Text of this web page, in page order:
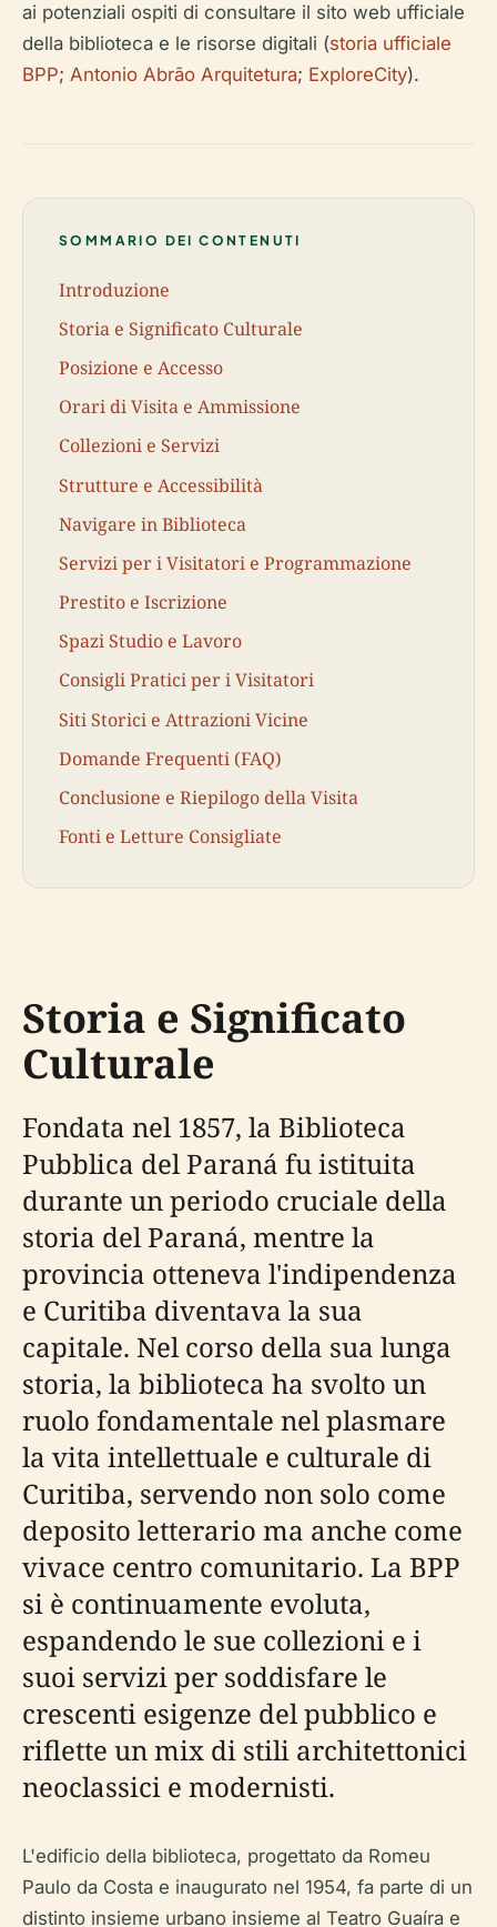
ai potenziali ospiti di consultare il sito web ufficiale
della biblioteca e le risorse digitali (storia ufficiale
BPP; Antonio Abrão Arquitetura; ExploreCity).
SOMMARIO DEI CONTENUTI
Introduzione
Storia e Significato Culturale
Posizione e Accesso
Orari di Visita e Ammissione
Collezioni e Servizi
Strutture e Accessibilità
Navigare in Biblioteca
Servizi per i Visitatori e Programmazione
Prestito e Iscrizione
Spazi Studio e Lavoro
Consigli Pratici per i Visitatori
Siti Storici e Attrazioni Vicine
Domande Frequenti (FAQ)
Conclusione e Riepilogo della Visita
Fonti e Letture Consigliate
Storia e Significato
Culturale
Fondata nel 1857, la Biblioteca
Pubblica del Paraná fu istituita
durante un periodo cruciale della
storia del Paraná, mentre la
provincia otteneva l'indipendenza
e Curitiba diventava la sua
capitale. Nel corso della sua lunga
storia, la biblioteca ha svolto un
ruolo fondamentale nel plasmare
la vita intellettuale e culturale di
Curitiba, servendo non solo come
deposito letterario ma anche come
vivace centro comunitario. La BPP
si è continuamente evoluta,
espandendo le sue collezioni e i
suoi servizi per soddisfare le
crescenti esigenze del pubblico e
riflette un mix di stili architettonici
neoclassici e modernisti.
L'edificio della biblioteca, progettato da Romeu
Paulo da Costa e inaugurato nel 1954, fa parte di un
distinto insieme urbano insieme al Teatro Guaíra e